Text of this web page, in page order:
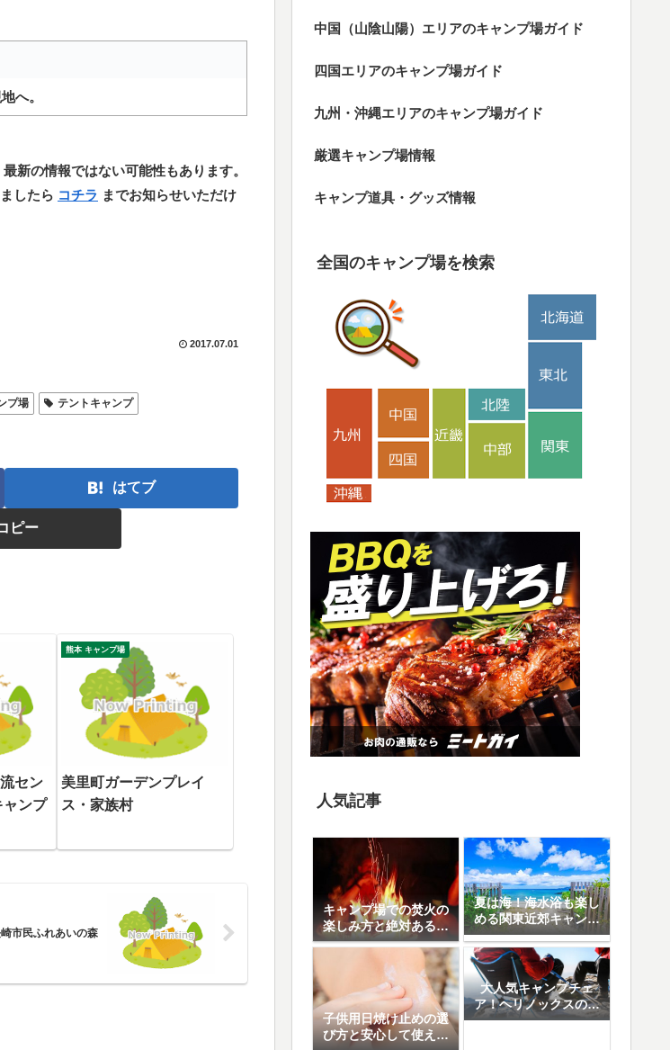
へ。
新の情報ではない可能性もあります。
したら コチラ までお知らせいただけ
2017.07.01
プ場 テントキャンプ
はてブ
ピー
セン
ャンプ
熊本 キャンプ場
美里町ガーデンプレイ
ス・家族村
市民ふれあいの森
中国（山陰山陽）エリアのキャンプ場ガイド
四国エリアのキャンプ場ガイド
九州・沖縄エリアのキャンプ場ガイド
厳選キャンプ場情報
キャンプ道具・グッズ情報
全国のキャンプ場を検索
人気記事
キャンプ場での焚火の
楽しみ方と絶対あると
便利なアイテム8選
夏は海！海水浴も楽し
める関東近郊キャンプ
場10選
子供用日焼け止めの選
び方と安心して使える
大人気キャンプチェ
ア！ヘリノックスの魅
力と人気の5モデル徹